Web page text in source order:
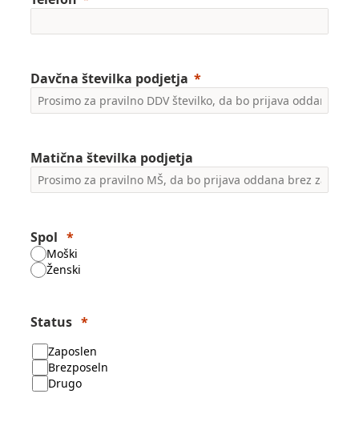
Davčna številka podjetja
Matična številka podjetja
Spol
Moški
Ženski
Status
Zaposlen
Brezposeln
Drugo